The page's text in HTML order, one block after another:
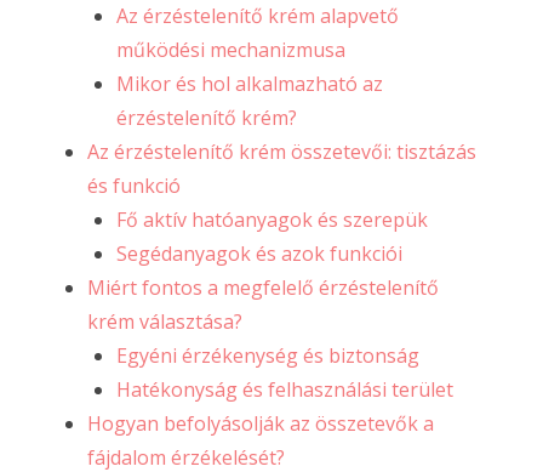
Az érzéstelenítő krém alapvető
működési mechanizmusa
Mikor és hol alkalmazható az
érzéstelenítő krém?
Az érzéstelenítő krém összetevői: tisztázás
és funkció
Fő aktív hatóanyagok és szerepük
Segédanyagok és azok funkciói
Miért fontos a megfelelő érzéstelenítő
krém választása?
Egyéni érzékenység és biztonság
Hatékonyság és felhasználási terület
Hogyan befolyásolják az összetevők a
fájdalom érzékelését?